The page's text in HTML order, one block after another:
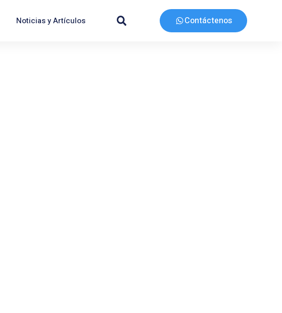
Noticias y Artículos Contáctenos